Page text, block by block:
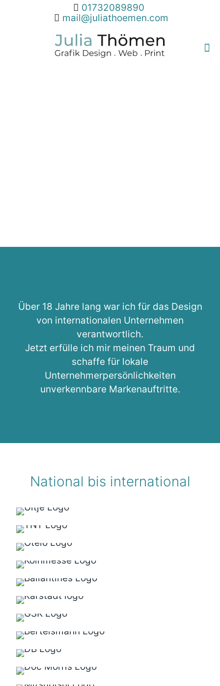
01732089890
mail@juliathoemen.com
Über 18 Jahre lang war ich für das Design
von internationalen Unternehmen
verantwortlich.
Jetzt erfülle ich mir meinen Traum und
schaffe für lokale
Unternehmerpersönlichkeiten
unverkennbare Markenauftritte.
National bis international